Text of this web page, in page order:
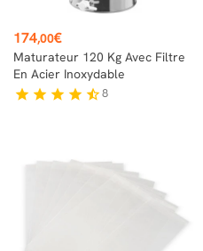
Prix
174,00€
Maturateur 120 Kg Avec Filtre
En Acier Inoxydable
star star star star star_half8